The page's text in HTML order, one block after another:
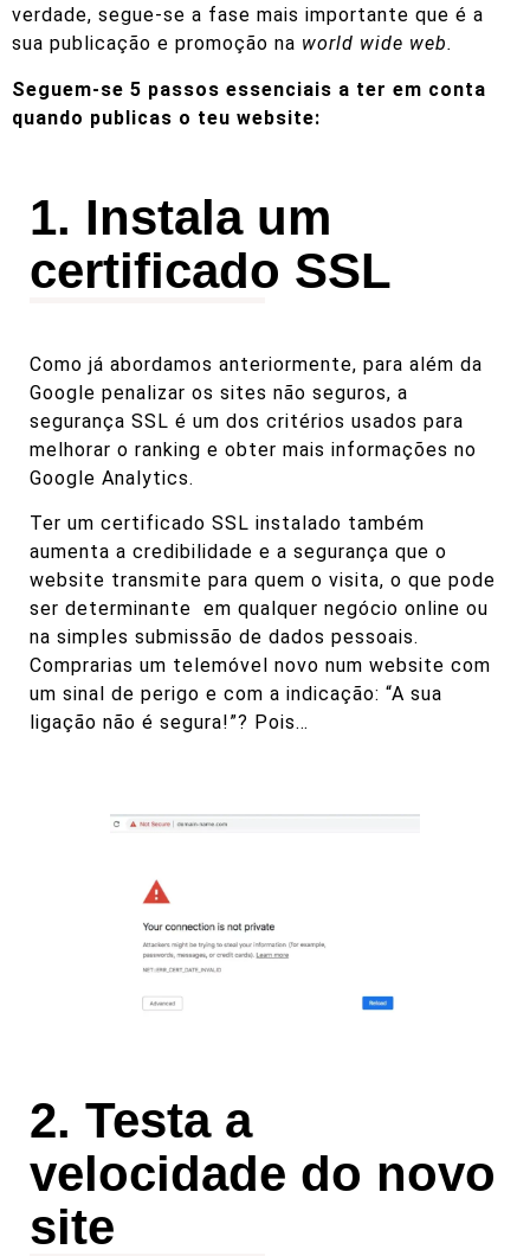
verdade, segue-se a fase mais importante que é a
sua publicação e promoção na world wide web.
Seguem-se 5 passos essenciais a ter em conta
quando publicas o teu website:
1. Instala um
certificado SSL
Como já abordamos anteriormente, para além da
Google penalizar os sites não seguros, a
segurança SSL é um dos critérios usados para
melhorar o ranking e obter mais informações no
Google Analytics.
Ter um certificado SSL instalado também
aumenta a credibilidade e a segurança que o
website transmite para quem o visita, o que pode
ser determinante em qualquer negócio online ou
na simples submissão de dados pessoais.
Comprarias um telemóvel novo num website com
um sinal de perigo e com a indicação: “A sua
ligação não é segura!”? Pois…
2. Testa a
velocidade do novo
site